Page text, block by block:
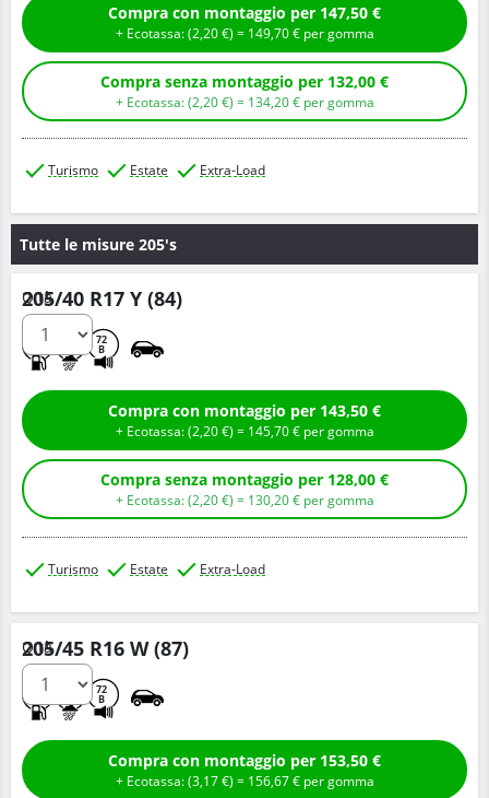
Compra con montaggio per 147,50 €
+ Ecotassa: (2,20€ ) = 149,70€ per gomma
Compra senza montaggio per 132,00 €
+ Ecotassa: (2,20€ ) = 134,20€ per gomma
Turismo Estate Extra-Load
Tutte le misure 205's
205/40 R17 Y (84)
72
B
Q.tà
Compra con montaggio per 143,50 €
+ Ecotassa: (2,20€ ) = 145,70€ per gomma
Compra senza montaggio per 128,00 €
+ Ecotassa: (2,20€ ) = 130,20€ per gomma
Turismo Estate Extra-Load
205/45 R16 W (87)
72
B
Q.tà
Compra con montaggio per 153,50 €
+ Ecotassa: (3,17€ ) = 156,67€ per gomma